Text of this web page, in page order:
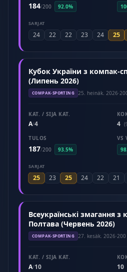
184/200 92.0%
SARJAT
24 22 22 23 24 25
Кубок України з компак-
(Липень 2026)
COMPAK-SPORTING 25. heinäk. 2026·
KAT. / SIJA KAT.
A/4 4
TULOS
187/200 93.5%
VS
SARJAT
25 23 25 24 22 21
Всеукраїнські змагання з
Полтава (Червень 2026)
COMPAK-SPORTING 27. kesäk. 2026·
KAT. / SIJA KAT.
A/10 10